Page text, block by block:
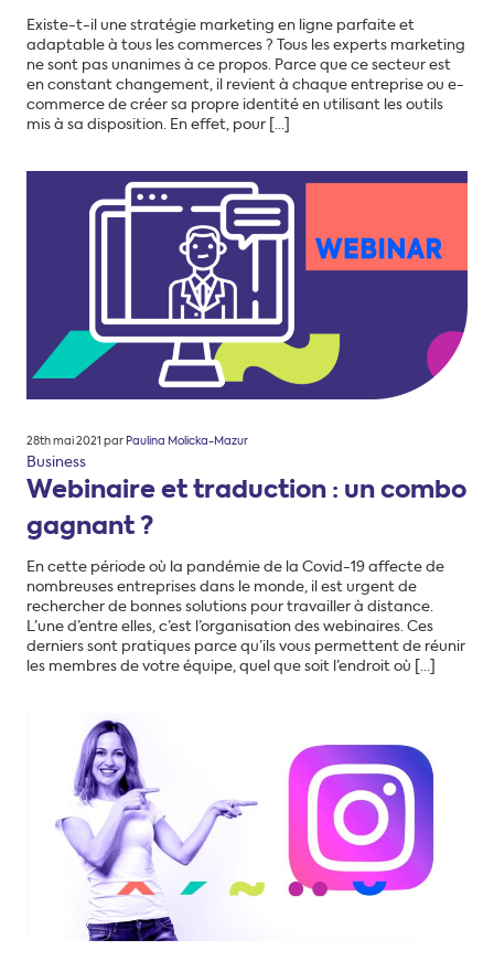
Existe-t-il une stratégie marketing en ligne parfaite et
adaptable à tous les commerces ? Tous les experts marketing
ne sont pas unanimes à ce propos. Parce que ce secteur est
en constant changement, il revient à chaque entreprise ou e-
commerce de créer sa propre identité en utilisant les outils
mis à sa disposition. En effet, pour […]
Posté
le
28th mai 2021 par Paulina Molicka-Mazur
Business
Webinaire et traduction : un combo
gagnant ?
En cette période où la pandémie de la Covid-19 affecte de
nombreuses entreprises dans le monde, il est urgent de
rechercher de bonnes solutions pour travailler à distance.
L’une d’entre elles, c’est l’organisation des webinaires. Ces
derniers sont pratiques parce qu’ils vous permettent de réunir
les membres de votre équipe, quel que soit l’endroit où […]